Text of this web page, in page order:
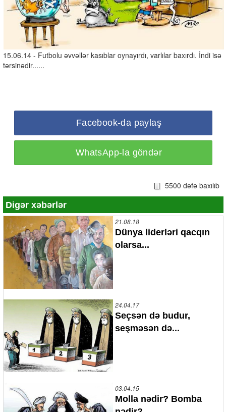
15.06.14 - Futbolu əvvəllər kasıblar oynayırdı, varlılar baxırdı. İndi isə
tərsinədir......
Facebook-da paylaş
WhatsApp-la göndər
5500 dəfə baxılıb
Digər xəbərlər
21.08.18
Dünya liderləri qacqın
olarsa...
24.04.17
Seçsən də budur,
seşməsən də...
03.04.15
Molla nədir? Bomba